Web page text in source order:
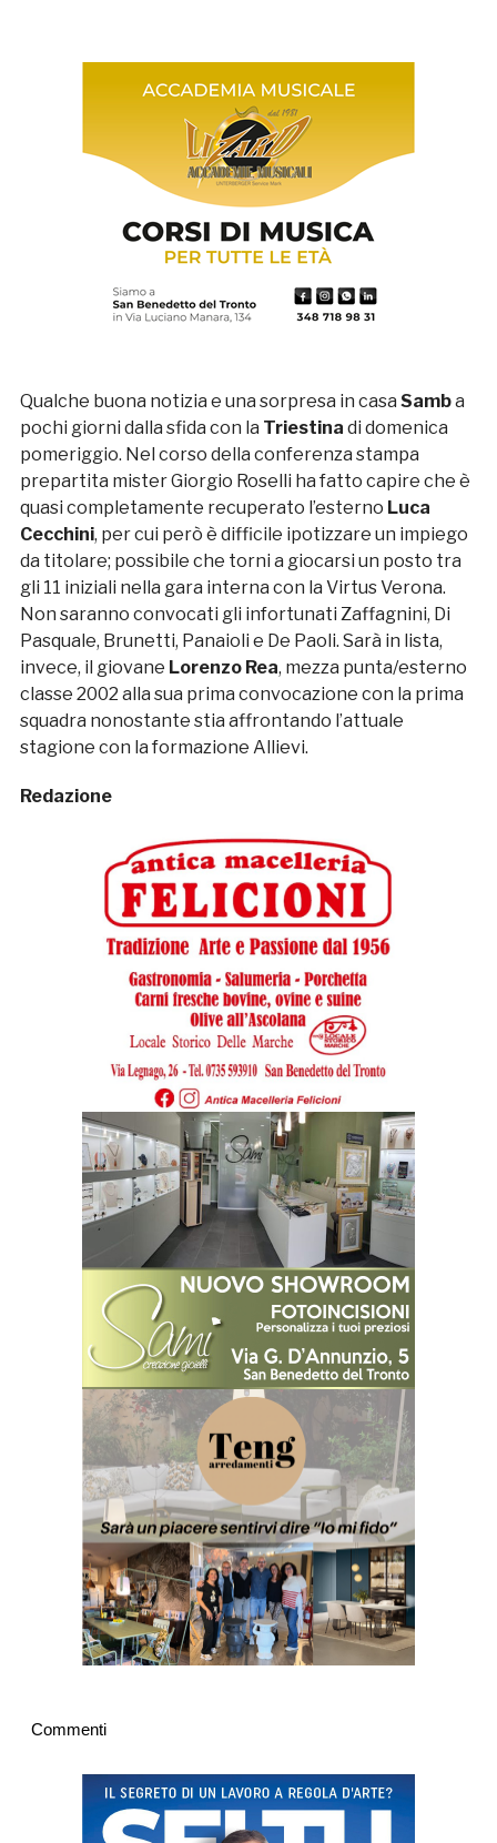
Qualche buona notizia e una sorpresa in casa Samba
pochi giorni dalla sfida con la Triestina di domenica
pomeriggio. Nel corso della conferenza stampa
prepartita mister Giorgio Roselli ha fatto capire che è
quasi completamente recuperato l’esterno Luca
Cecchini, per cui però è difficile ipotizzare un impiego
da titolare; possibile che torni a giocarsi un posto tra
gli 11 iniziali nella gara interna con la Virtus Verona.
Non saranno convocati gli infortunati Zaffagnini, Di
Pasquale, Brunetti, Panaioli e De Paoli. Sarà in lista,
invece, il giovane Lorenzo Rea, mezza punta/esterno
classe 2002 alla sua prima convocazione con la prima
squadra nonostante stia affrontando l’attuale
stagione con la formazione Allievi.
Redazione
Commenti